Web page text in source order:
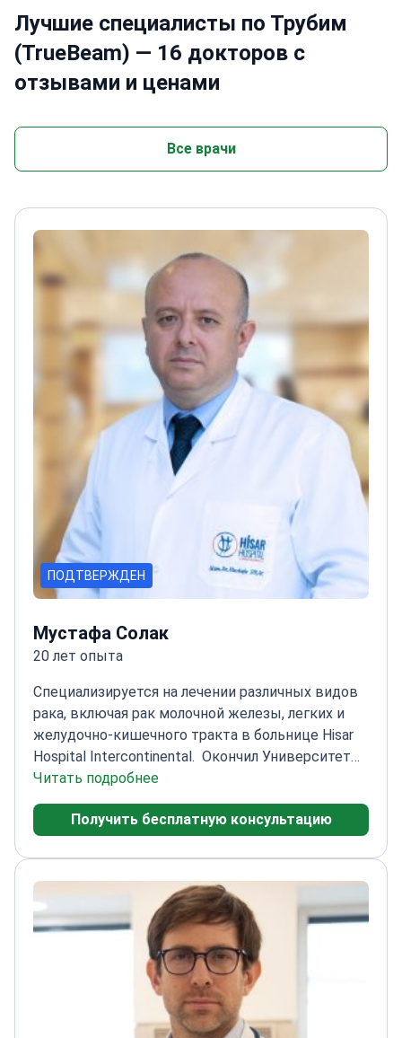
Лучшие специалисты по Трубим
(TrueBeam) — 16 докторов с
отзывами и ценами
Все врачи
ПОДТВЕРЖДЕН
Мустафа Солак
20 лет опыта
Специализируется на лечении различных видов
рака, включая рак молочной железы, легких и
желудочно-кишечного тракта в больнице Hisar
Hospital Intercontinental. Окончил Университет
Хаджеттепе — один из ведущих медицинских
вузов ТурцииПрошел стажировку в
Онкологическом институте Университета
им. М. Д. Андерсона Техасского
университетаЗанимается сложными случаями,
такими как рак яичек и яичников
Читать подробнее
Получить бесплатную консультацию